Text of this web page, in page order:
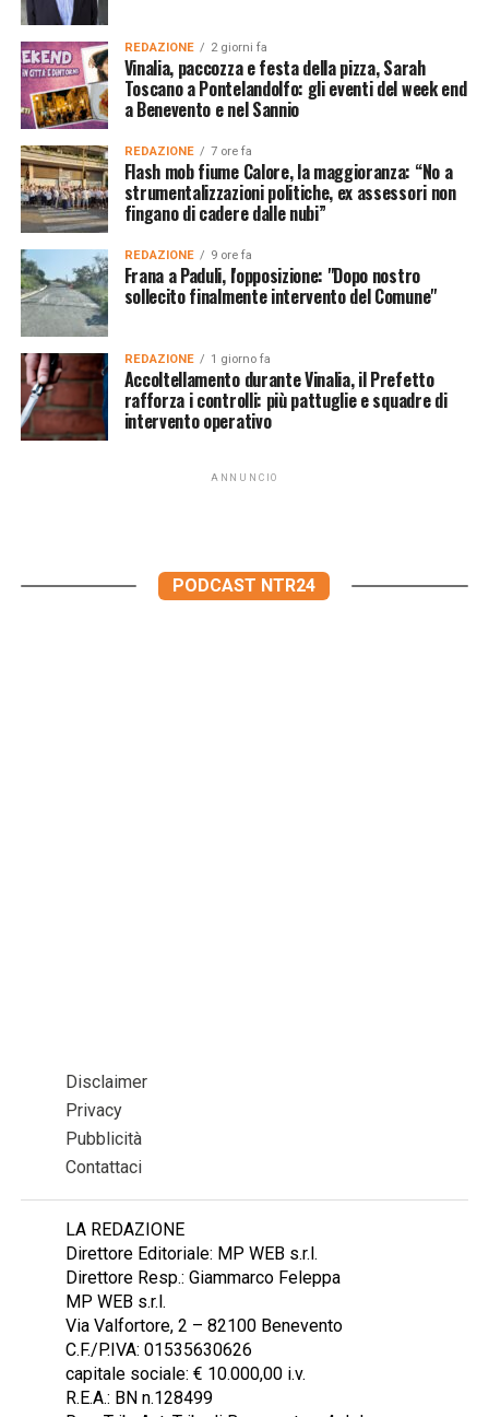
REDAZIONE 2 giorni fa
Vinalia, paccozza e festa della pizza, Sarah
Toscano a Pontelandolfo: gli eventi del week end
a Benevento e nel Sannio
REDAZIONE 7 ore fa
Flash mob fiume Calore, la maggioranza: “No a
strumentalizzazioni politiche, ex assessori non
fingano di cadere dalle nubi”
REDAZIONE 9 ore fa
Frana a Paduli, l'opposizione: "Dopo nostro
sollecito finalmente intervento del Comune"
REDAZIONE 1 giorno fa
Accoltellamento durante Vinalia, il Prefetto
rafforza i controlli: più pattuglie e squadre di
intervento operativo
ANNUNCIO
PODCAST NTR24
Disclaimer
Privacy
Pubblicità
Contattaci
LA REDAZIONE
Direttore Editoriale: MP WEB s.r.l.
Direttore Resp.: Giammarco Feleppa
MP WEB s.r.l.
Via Valfortore, 2 – 82100 Benevento
C.F./P.IVA: 01535630626
capitale sociale: € 10.000,00 i.v.
R.E.A.: BN n.128499